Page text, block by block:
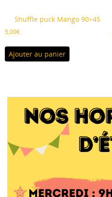
Shuffle puck Mango 90×45
5,00€
Ajouter au panier